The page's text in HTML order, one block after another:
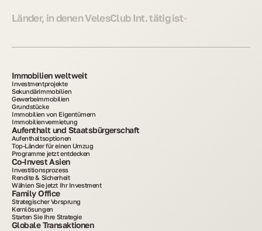
Länder, in denen VelesClub Int. tätig ist
Immobilien weltweit
Investmentprojekte
Sekundärimmobilien
Gewerbeimmobilien
Grundstücke
Immobilien von Eigentümern
Immobilienvermietung
Aufenthalt und Staatsbürgerschaft
Aufenthaltsoptionen
Top-Länder für einen Umzug
Programme jetzt entdecken
Co-Invest Asien
Investitionsprozess
Rendite & Sicherheit
Wählen Sie jetzt Ihr Investment
Family Office
Strategischer Vorsprung
Kernlösungen
Starten Sie Ihre Strategie
Globale Transaktionen